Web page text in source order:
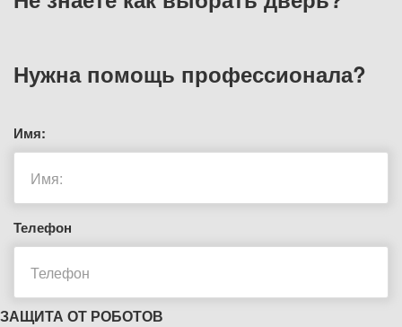
Нужна помощь профессионала?
Имя:
Телефон
ЗАЩИТА ОТ РОБОТОВ